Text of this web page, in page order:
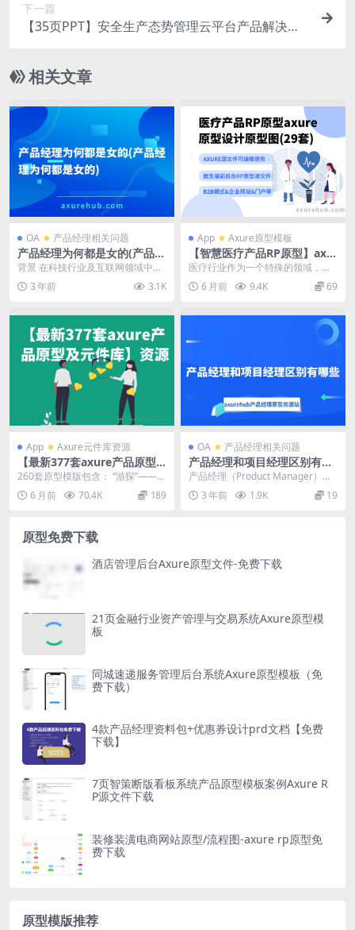
下一篇
【35页PPT】安全生产态势管理云平台产品解决方
相关文章
OA 产品经理相关问题
产品经理为何都是女的(产品经
理为何都是女的)
背景 在科技行业及互联网领域中，
产品经理这个职位确实更多地由女
性担任。这个现象在...
3 年前 3.1K
App Axure原型模板
【智慧医疗产品RP原型】axu
re原型设计原型图(29套)交互
原型源文件
医疗行业作为一个特殊的领域，需
要更加高效的产品设计和交互体
验，以提高医疗行业的服...
6 月前 9.4K 69
App Axure元件库资源
【最新377套axure产品原型
及元件库】资源下载
260套原型模版包含： “游探”——旅
游社交类app产品原型（含交互）.r
p 5...6 月前 70.4K 189
OA 产品经理相关问题
产品经理和项目经理区别有哪
些
产品经理（Product Manager）和
项目经理（Project Manag...
3 年前 1.9K 19
原型免费下载
酒店管理后台Axure原型文件-免费下载
21页金融行业资产管理与交易系统Axure原型模
板
同城速递服务管理后台系统Axure原型模板（免
费下载）
4款产品经理资料包+优惠券设计prd文档【免费
下载】
7页智策断版看板系统产品原型模板案例Axure R
P源文件下载
装修装潢电商网站原型/流程图-axure rp原型免
费下载
原型模版推荐